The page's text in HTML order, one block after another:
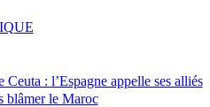
Ceuta : l’Espagne appelle ses alliés
blâmer le Maroc